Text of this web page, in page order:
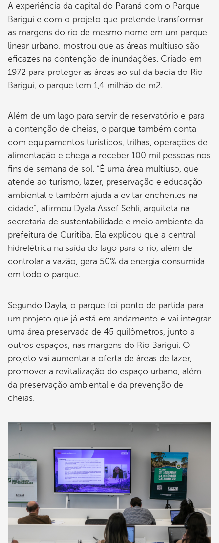
A experiência da capital do Paraná com o Parque
Barigui e com o projeto que pretende transformar
as margens do rio de mesmo nome em um parque
linear urbano, mostrou que as áreas multiuso são
eficazes na contenção de inundações. Criado em
1972 para proteger as áreas ao sul da bacia do Rio
Barigui, o parque tem 1,4 milhão de m2.
Além de um lago para servir de reservatório e para
a contenção de cheias, o parque também conta
com equipamentos turísticos, trilhas, operações de
alimentação e chega a receber 100 mil pessoas nos
fins de semana de sol. “É uma área multiuso, que
atende ao turismo, lazer, preservação e educação
ambiental e também ajuda a evitar enchentes na
cidade”, afirmou Dyala Assef Sehli, arquiteta na
secretaria de sustentabilidade e meio ambiente da
prefeitura de Curitiba. Ela explicou que a central
hidrelétrica na saída do lago para o rio, além de
controlar a vazão, gera 50% da energia consumida
em todo o parque.
Segundo Dayla, o parque foi ponto de partida para
um projeto que já está em andamento e vai integrar
uma área preservada de 45 quilômetros, junto a
outros espaços, nas margens do Rio Barigui. O
projeto vai aumentar a oferta de áreas de lazer,
promover a revitalização do espaço urbano, além
da preservação ambiental e da prevenção de
cheias.
Imagem